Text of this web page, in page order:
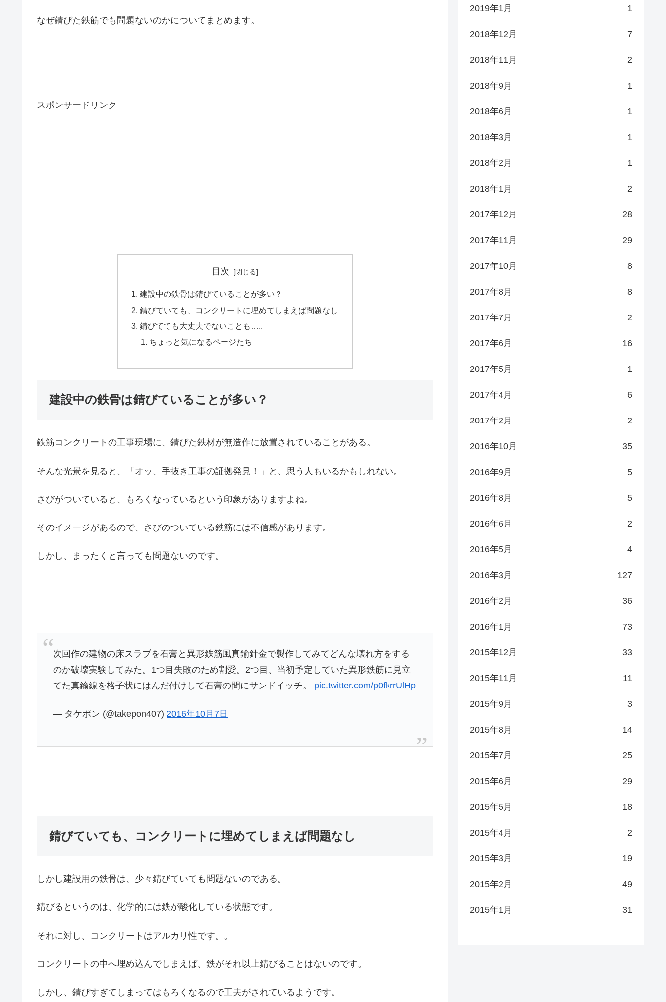
なぜ錆びた鉄筋でも問題ないのかについてまとめます。
スポンサードリンク
目次
建設中の鉄骨は錆びていることが多い？
錆びていても、コンクリートに埋めてしまえば問題なし
錆びてても大丈夫でないことも…..
ちょっと気になるページたち
建設中の鉄骨は錆びていることが多い？
鉄筋コンクリートの工事現場に、錆びた鉄材が無造作に放置されていることがある。
そんな光景を見ると、「オッ、手抜き工事の証拠発見！」と、思う人もいるかもしれない。
さびがついていると、もろくなっているという印象がありますよね。
そのイメージがあるので、さびのついている鉄筋には不信感があります。
しかし、まったくと言っても問題ないのです。
次回作の建物の床スラブを石膏と異形鉄筋風真鍮針金で製作してみてどんな壊れ方をする
のか破壊実験してみた。1つ目失敗のため割愛。2つ目、当初予定していた異形鉄筋に見立
てた真鍮線を格子状にはんだ付けして石膏の間にサンドイッチ。 pic.twitter.com/p0fkrrUlHp
— タケポン (@takepon407) 2016年10月7日
錆びていても、コンクリートに埋めてしまえば問題なし
しかし建設用の鉄骨は、少々錆びていても問題ないのである。
錆びるというのは、化学的には鉄が酸化している状態です。
それに対し、コンクリートはアルカリ性です。。
コンクリートの中へ埋め込んでしまえば、鉄がそれ以上錆びることはないのです。
しかし、錆びすぎてしまってはもろくなるので工夫がされているようです。
2019年1月 1
2018年12月 7
2018年11月 2
2018年9月 1
2018年6月 1
2018年3月 1
2018年2月 1
2018年1月 2
2017年12月 28
2017年11月 29
2017年10月 8
2017年8月 8
2017年7月 2
2017年6月 16
2017年5月 1
2017年4月 6
2017年2月 2
2016年10月 35
2016年9月 5
2016年8月 5
2016年6月 2
2016年5月 4
2016年3月 127
2016年2月 36
2016年1月 73
2015年12月 33
2015年11月 11
2015年9月 3
2015年8月 14
2015年7月 25
2015年6月 29
2015年5月 18
2015年4月 2
2015年3月 19
2015年2月 49
2015年1月 31